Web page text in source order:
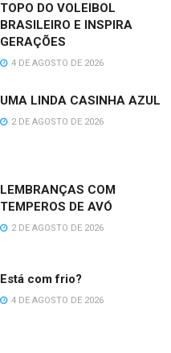
TOPO DO VOLEIBOL
BRASILEIRO E INSPIRA
GERAÇÕES
4 DE AGOSTO DE 2026
UMA LINDA CASINHA AZUL
2 DE AGOSTO DE 2026
LEMBRANÇAS COM
TEMPEROS DE AVÓ
2 DE AGOSTO DE 2026
Está com frio?
4 DE AGOSTO DE 2026